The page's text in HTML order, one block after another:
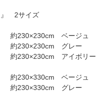
』 2サイズ
230×230cm ベージュ
230×230cm グレー
230×230cm アイボリー
230×330cm ベージュ
230×330cm グレー